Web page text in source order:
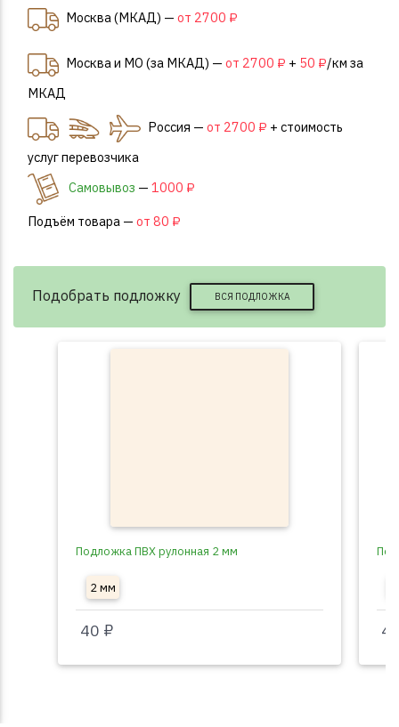
Москва (МКАД) — от 2700 ₽
Москва и МО (за МКАД) — от 2700 ₽ + 50 ₽/км за
МКАД
Россия — от 2700 ₽ + стоимость
услуг перевозчика
Самовывоз — 1000 ₽
Подъём товара — от 80 ₽
Подобрать подложку ВСЯ ПОДЛОЖКА
Подложка ПВХ рулонная 2 мм
2 мм
40 ₽